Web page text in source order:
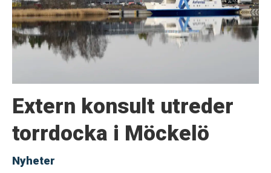
Extern konsult utreder
torrdocka i Möckelö
Nyheter